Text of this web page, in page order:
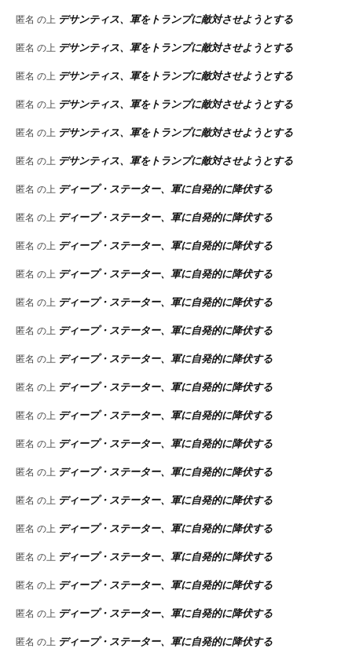
匿名 の上 デサンティス、軍をトランプに敵対させようとする
匿名 の上 デサンティス、軍をトランプに敵対させようとする
匿名 の上 デサンティス、軍をトランプに敵対させようとする
匿名 の上 デサンティス、軍をトランプに敵対させようとする
匿名 の上 デサンティス、軍をトランプに敵対させようとする
匿名 の上 デサンティス、軍をトランプに敵対させようとする
匿名 の上 ディープ・ステーター、軍に自発的に降伏する
匿名 の上 ディープ・ステーター、軍に自発的に降伏する
匿名 の上 ディープ・ステーター、軍に自発的に降伏する
匿名 の上 ディープ・ステーター、軍に自発的に降伏する
匿名 の上 ディープ・ステーター、軍に自発的に降伏する
匿名 の上 ディープ・ステーター、軍に自発的に降伏する
匿名 の上 ディープ・ステーター、軍に自発的に降伏する
匿名 の上 ディープ・ステーター、軍に自発的に降伏する
匿名 の上 ディープ・ステーター、軍に自発的に降伏する
匿名 の上 ディープ・ステーター、軍に自発的に降伏する
匿名 の上 ディープ・ステーター、軍に自発的に降伏する
匿名 の上 ディープ・ステーター、軍に自発的に降伏する
匿名 の上 ディープ・ステーター、軍に自発的に降伏する
匿名 の上 ディープ・ステーター、軍に自発的に降伏する
匿名 の上 ディープ・ステーター、軍に自発的に降伏する
匿名 の上 ディープ・ステーター、軍に自発的に降伏する
匿名 の上 ディープ・ステーター、軍に自発的に降伏する